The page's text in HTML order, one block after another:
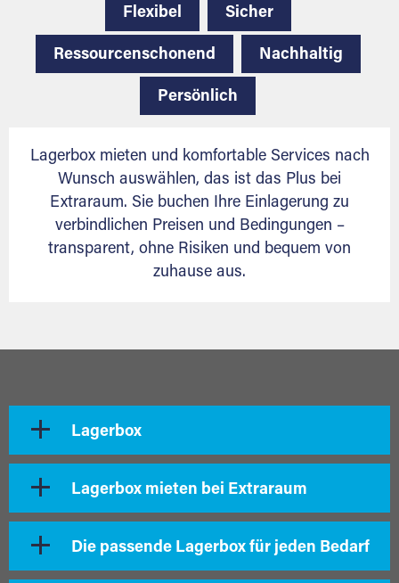
Flexibel Sicher
Ressourcenschonend Nachhaltig
Persönlich
Lagerbox mieten und komfortable Services nach
Wunsch auswählen, das ist das Plus bei
Extraraum. Sie buchen Ihre Einlagerung zu
verbindlichen Preisen und Bedingungen –
transparent, ohne Risiken und bequem von
zuhause aus.
Lagerbox
Lagerbox mieten bei Extraraum
Die passende Lagerbox für jeden Bedarf